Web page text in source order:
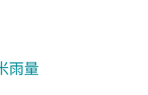
雨量